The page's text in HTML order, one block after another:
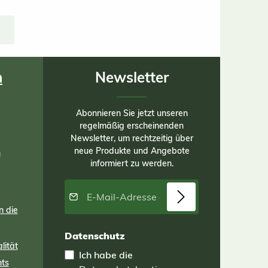
die
Newsletter
Abonnieren Sie jetzt unseren
regelmäßig erscheinenden
Newsletter, um rechtzeitig über
neue Produkte und Angebote
informiert zu werden.
E-Mail-Adresse*
Datenschutz
Ich habe die